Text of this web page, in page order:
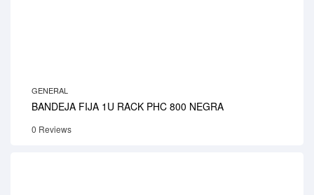
GENERAL
BANDEJA FIJA 1U RACK PHC 800 NEGRA
0 Reviews